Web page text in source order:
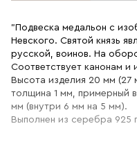
"Подвеска медальон с
Невского. Святой князь
русской, воинов. На
Соответствует канонам и
Высота изделия 20 мм
толщина 1 мм, примерный
мм (внутри 6 мм на 5 мм).
Выполнен из серебра 925